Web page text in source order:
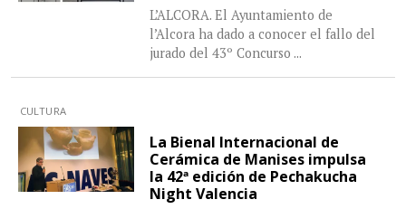
L’ALCORA. El Ayuntamiento de
l’Alcora ha dado a conocer el fallo del
jurado del 43º Concurso ...
CULTURA
La Bienal Internacional de
Cerámica de Manises impulsa
la 42ª edición de Pechakucha
Night Valencia